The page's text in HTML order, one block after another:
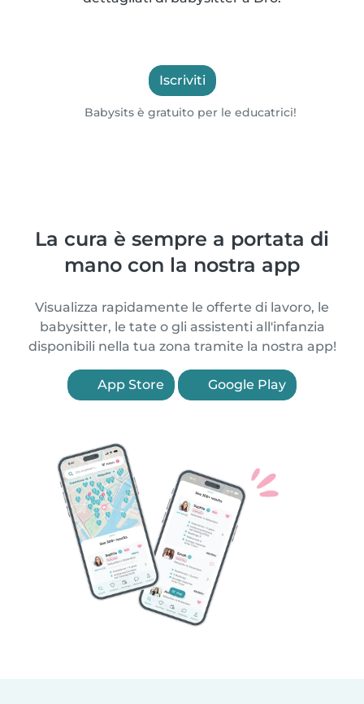
Iscriviti
Babysits è gratuito per le educatrici!
La cura è sempre a portata di
mano con la nostra app
Visualizza rapidamente le offerte di lavoro, le
babysitter, le tate o gli assistenti all'infanzia
disponibili nella tua zona tramite la nostra app!
App Store Google Play